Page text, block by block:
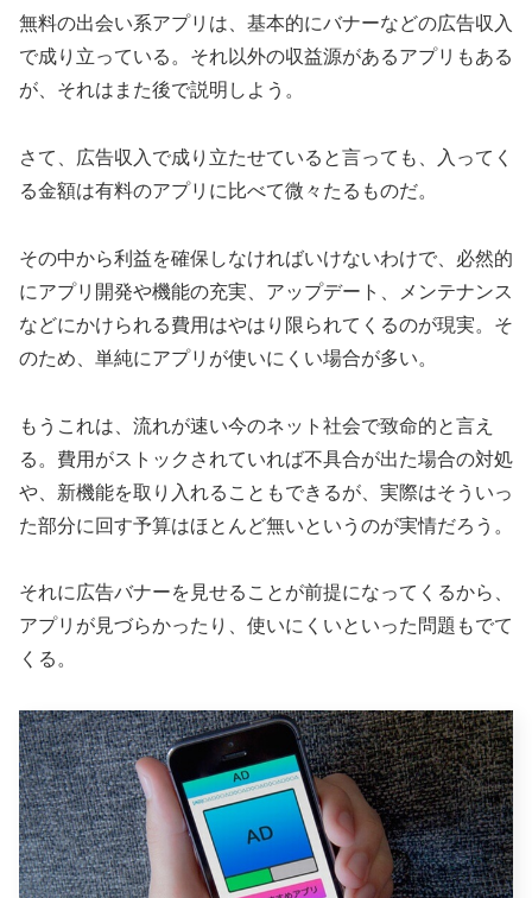
無料の出会い系アプリは、基本的にバナーなどの広告収入
で成り立っている。それ以外の収益源があるアプリもある
が、それはまた後で説明しよう。
さて、広告収入で成り立たせていると言っても、入ってく
る金額は有料のアプリに比べて微々たるものだ。
その中から利益を確保しなければいけないわけで、必然的
にアプリ開発や機能の充実、アップデート、メンテナンス
などにかけられる費用はやはり限られてくるのが現実。そ
のため、単純にアプリが使いにくい場合が多い。
もうこれは、流れが速い今のネット社会で致命的と言え
る。費用がストックされていれば不具合が出た場合の対処
や、新機能を取り入れることもできるが、実際はそういっ
た部分に回す予算はほとんど無いというのが実情だろう。
それに広告バナーを見せることが前提になってくるから、
アプリが見づらかったり、使いにくいといった問題もでて
くる。